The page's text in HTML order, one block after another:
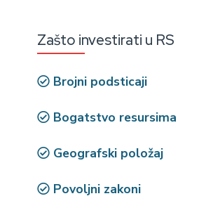
Zašto investirati u RS
Brojni podsticaji
Bogatstvo resursima
Geografski položaj
Povoljni zakoni